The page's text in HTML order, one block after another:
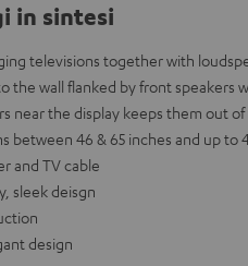
in sintesi
televisions together with
the wall flanked by front speakers
near the display keeps them out
between 46 & 65 inches and up to
and TV cable
sleek deisgn
design